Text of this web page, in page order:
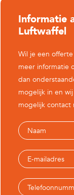
Informatie
Luftwaffel
Wil je een
meer informatie
dan
mogelijk in en
mogelijk contact